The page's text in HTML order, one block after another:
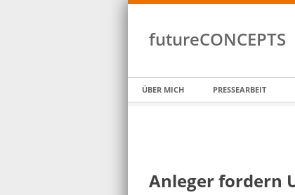
futureCONCEPTS
ÜBER MICH PRESSEARBEIT
Anleger fordern